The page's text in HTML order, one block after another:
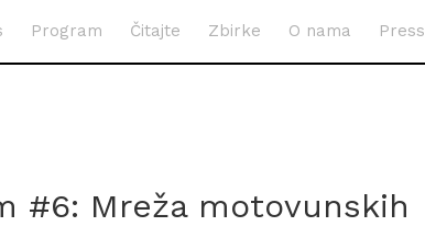
Program Čitajte Zbirke O nama Press
#6: Mreža motovunskih